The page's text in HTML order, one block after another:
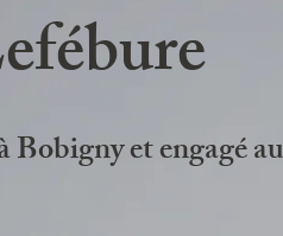
et engagé